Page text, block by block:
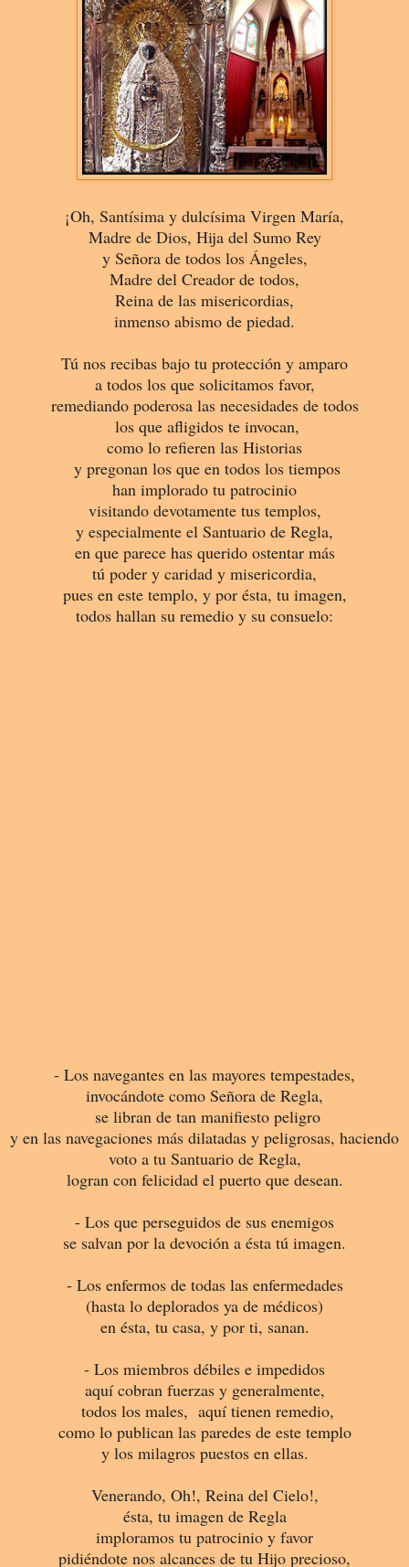
¡Oh, Santísima y dulcísima Virgen María,
Madre de Dios, Hija del Sumo Rey
y Señora de todos los Ángeles,
Madre del Creador de todos,
Reina de las misericordias,
inmenso abismo de piedad.
Tú nos recibas bajo tu protección y amparo
a todos los que solicitamos favor,
remediando poderosa las necesidades de todos
los que afligidos te invocan,
como lo refieren las Historias
y pregonan los que en todos los tiempos
han implorado tu patrocinio
visitando devotamente tus templos,
y especialmente el Santuario de Regla,
en que parece has querido ostentar más
tú poder y caridad y misericordia,
pues en este templo, y por ésta, tu imagen,
todos hallan su remedio y su consuelo:
- Los navegantes en las mayores tempestades,
invocándote como Señora de Regla,
se libran de tan manifiesto peligro
y en las navegaciones más dilatadas y peligrosas, haciendo
voto a tu Santuario de Regla,
logran con felicidad el puerto que desean.
- Los que perseguidos de sus enemigos
se salvan por la devoción a ésta tú imagen.
- Los enfermos de todas las enfermedades
(hasta lo deplorados ya de médicos)
en ésta, tu casa, y por ti, sanan.
- Los miembros débiles e impedidos
aquí cobran fuerzas y generalmente,
todos los males, aquí tienen remedio,
como lo publican las paredes de este templo
y los milagros puestos en ellas.
Venerando, Oh!, Reina del Cielo!,
ésta, tu imagen de Regla
imploramos tu patrocinio y favor
pidiéndote nos alcances de tu Hijo precioso,